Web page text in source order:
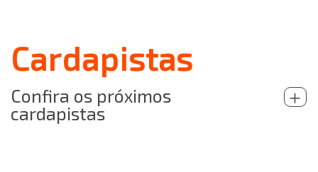
Cardapistas
Confira os próximos
cardapistas
+